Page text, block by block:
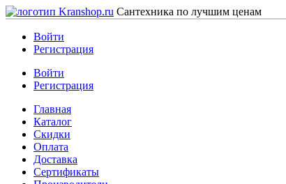
Сантехника по лучшим ценам
Войти
Регистрация
Войти
Регистрация
Главная
Каталог
Скидки
Оплата
Доставка
Сертификаты